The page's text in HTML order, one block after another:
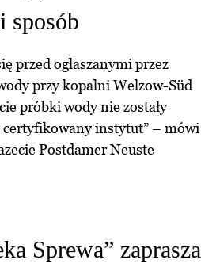
sposób
przed ogłaszanymi przez
przy kopalni Welzow-Süd
próbki wody nie zostały
instytut” – mówi
Postdamer Neuste
Sprewa” zaprasza